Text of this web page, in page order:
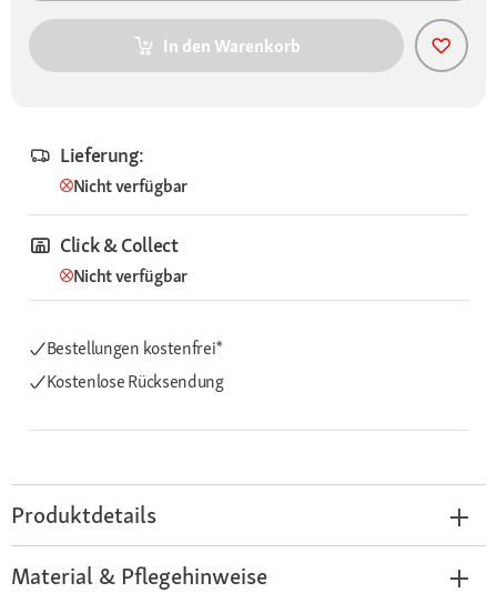
In den Warenkorb
Lieferung:
Nicht verfügbar
Click & Collect
Nicht verfügbar
Bestellungen kostenfrei*
Kostenlose Rücksendung
Produktdetails
Material & Pflegehinweise